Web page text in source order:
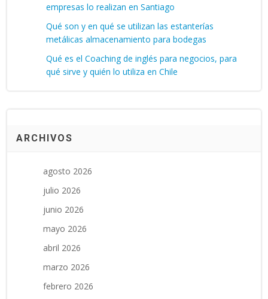
empresas lo realizan en Santiago
Qué son y en qué se utilizan las estanterías
metálicas almacenamiento para bodegas
Qué es el Coaching de inglés para negocios, para
qué sirve y quién lo utiliza en Chile
ARCHIVOS
agosto 2026
julio 2026
junio 2026
mayo 2026
abril 2026
marzo 2026
febrero 2026